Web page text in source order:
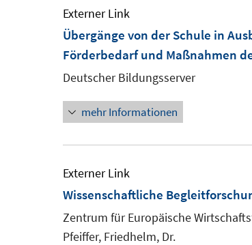
Externer Link
Übergänge von der Schule in
Förderbedarf und Maßnahmen
Deutscher Bildungsserver
mehr Informationen
Externer Link
Wissenschaftliche
Zentrum für Europäische
Pfeiffer, Friedhelm, Dr.